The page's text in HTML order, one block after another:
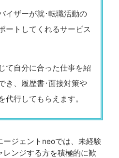
イザーが就･転職活動の
ートしてくれるサービス
て自分に合った仕事を紹
き、履歴書･面接対策や
代行してもらえます。
ージェントneoでは、未経験
ンジする方を積極的に歓